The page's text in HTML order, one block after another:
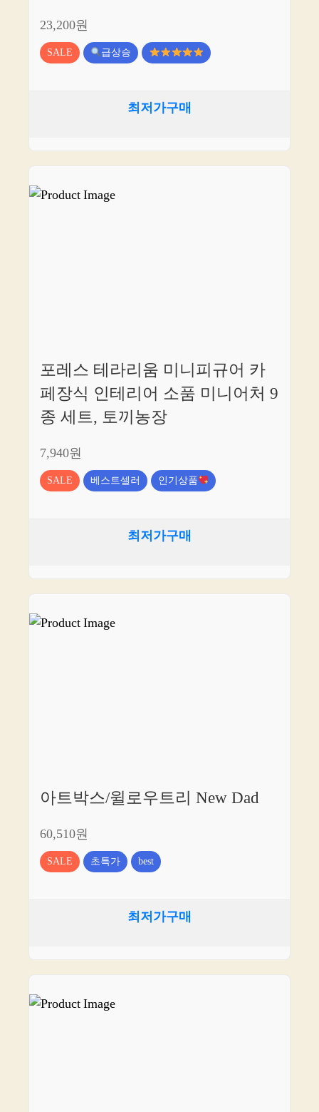
23,200원
SALE 급상승
최저가구매
포레스 테라리움 미니피규어 카
페장식 인테리어 소품 미니어처 9
종 세트, 토끼농장
7,940원
SALE 베스트셀러 인기상품
최저가구매
아트박스/윌로우트리 New Dad
60,510원
SALE 초특가 best
최저가구매